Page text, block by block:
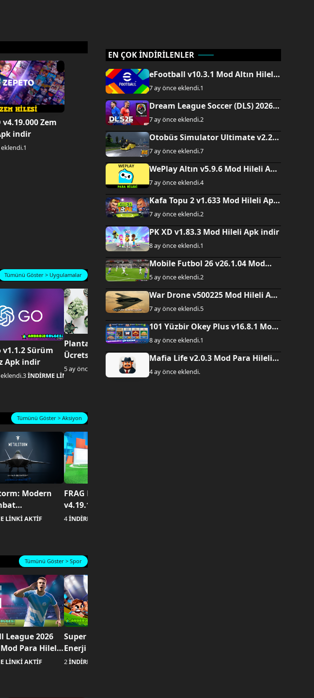
v4.19.000 Zem
indir
1
v1.1.2 Sürüm
Apk indir
3İNDİRME LİNKİ AKTİF
Planta v2.44.1 Sürüm
Ücretsiz Apk indir
5 ay önce eklendi. 3İNDİRME LİNKİ AKTİF
Tümünü Göster > Uygulamalar
Modern
Para
LİNKİ AKTİF
FRAG Pro Shooter
v4.19.1 Para ve
Mühimmat Hileli Apk
4İNDİRME LİNKİ AKTİF
Tümünü Göster > Aksiyon
League 2026
Para Hileli
LİNKİ AKTİF
Super Soccer v2.21 Mod
Enerji Hileli Apk indir
2İNDİRME LİNKİ AKTİF
Tümünü Göster > Spor
EN ÇOK İNDİRİLENLER
eFootball v10.3.1 Mod Altın Hileli
Apk indir
7 ay önce eklendi.1
Dream League Soccer (DLS) 2026
v13.110 Mod Hileli Apk indir
7 ay önce eklendi.2
Otobüs Simulator Ultimate v2.2.8
Mod Hileli Apk indir
7 ay önce eklendi.7
WePlay Altın v5.9.6 Mod Hileli Apk
indir
7 ay önce eklendi.4
Kafa Topu 2 v1.633 Mod Hileli Apk
indir
7 ay önce eklendi.2
PK XD v1.83.3 Mod Hileli Apk indir
8 ay önce eklendi.1
Mobile Futbol 26 v26.1.04 Mod
Hileli Apk indir
5 ay önce eklendi.2
War Drone v500225 Mod Hileli Apk
indir
7 ay önce eklendi.5
101 Yüzbir Okey Plus v16.8.1 Mod
Hileli Apk indir
8 ay önce eklendi.1
Mafia Life v2.0.3 Mod Para Hileli
Apk indir
4 ay önce eklendi.